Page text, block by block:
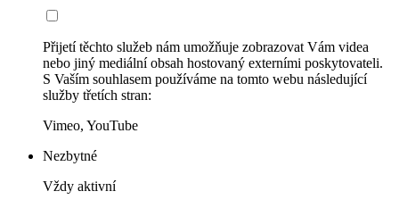
Přijetí těchto služeb nám umožňuje zobrazovat Vám videa
nebo jiný mediální obsah hostovaný externími poskytovateli.
S Vaším souhlasem používáme na tomto webu následující
služby třetích stran:
Vimeo, YouTube
Nezbytné
Vždy aktivní